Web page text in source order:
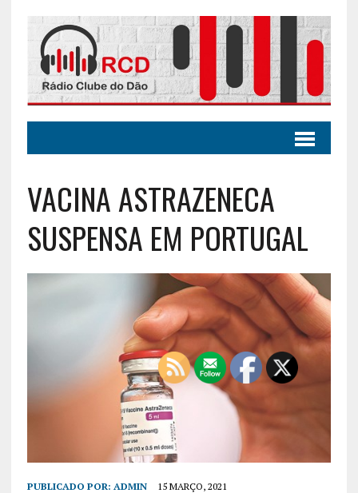
VACINA ASTRAZENECA
SUSPENSA EM PORTUGAL
PUBLICADO POR: ADMIN 15 MARÇO, 2021